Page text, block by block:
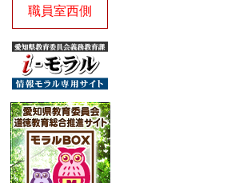
職員室西側